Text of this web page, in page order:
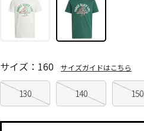
130 140 150
サイズ：160 サイズガイドはこちら